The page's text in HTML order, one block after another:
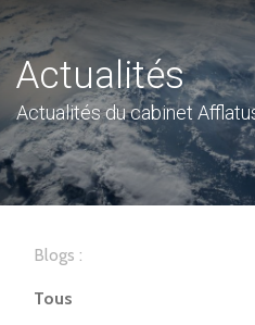
Actualités
Actualités du cabinet
Blogs :
Tous